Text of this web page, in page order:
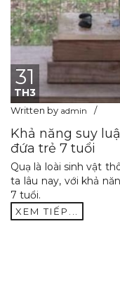
31
TH3
Written by admin
Khả năng suy
đứa trẻ 7 tuổi
Quạ là loài sinh vật
ta lâu nay, với khả
7 tuổi.
XEM TIẾP...